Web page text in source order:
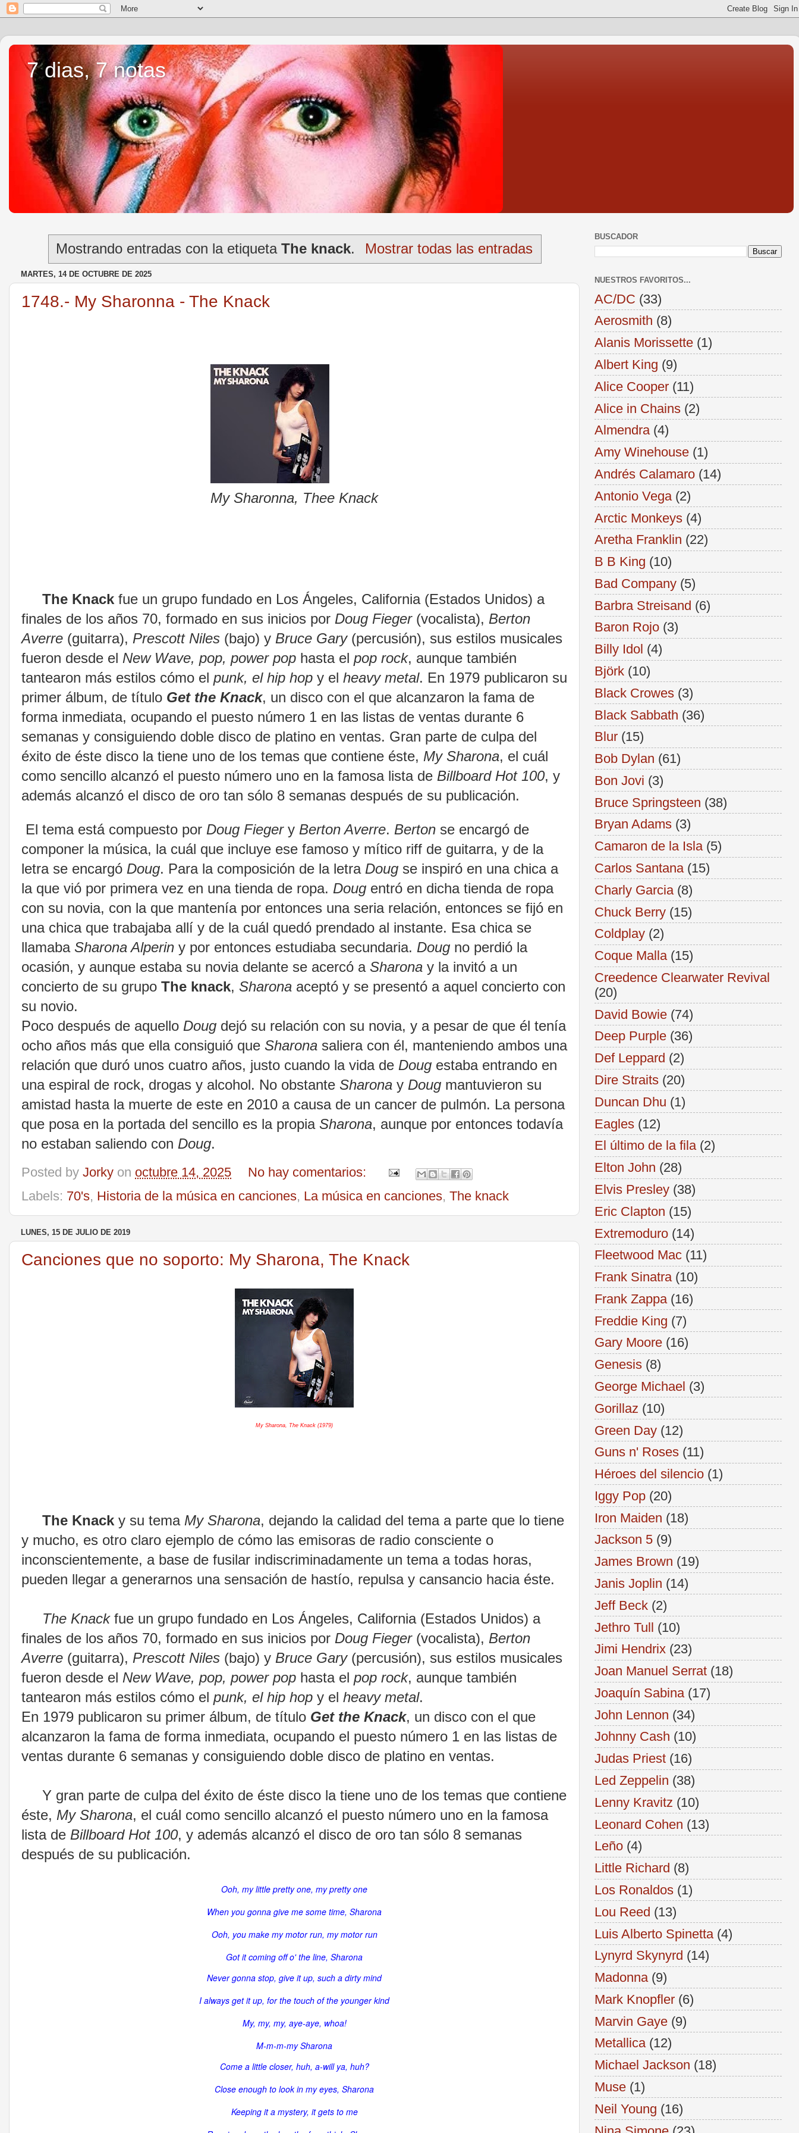
7 dias, 7 notas
Mostrando entradas con la etiquetaThe knack. Mostrar todas las entradas
MARTES, 14 DE OCTUBRE DE 2025
1748.- My Sharonna - The Knack
My Sharonna, Thee Knack
The Knack fue un grupo fundado en Los Ángeles, California (Estados Unidos) a
finales de los años 70, formado en sus inicios por Doug Fieger (vocalista), Berton
Averre (guitarra), Prescott Niles (bajo) y Bruce Gary (percusión), sus estilos musicales
fueron desde el New Wave, pop, power pop hasta el pop rock, aunque también
tantearon más estilos cómo el punk, el hip hop y el heavy metal. En 1979 publicaron su
primer álbum, de título Get the Knack, un disco con el que alcanzaron la fama de
forma inmediata, ocupando el puesto número 1 en las listas de ventas durante 6
semanas y consiguiendo doble disco de platino en ventas. Gran parte de culpa del
éxito de éste disco la tiene uno de los temas que contiene éste, My Sharona, el cuál
como sencillo alcanzó el puesto número uno en la famosa lista de Billboard Hot 100, y
además alcanzó el disco de oro tan sólo 8 semanas después de su publicación.
El tema está compuesto por Doug Fiegery Berton Averre. Berton se encargó de
componer la música, la cuál que incluye ese famoso y mítico riff de guitarra, y de la
letra se encargó Doug. Para la composición de la letra Doug se inspiró en una chica a
la que vió por primera vez en una tienda de ropa. Doug entró en dicha tienda de ropa
con su novia, con la que mantenía por entonces una seria relación, entonces se fijó en
una chica que trabajaba allí y de la cuál quedó prendado al instante. Esa chica se
llamaba Sharona Alperin y por entonces estudiaba secundaria. Doug no perdió la
ocasión, y aunque estaba su novia delante se acercó a Sharona y la invitó a un
concierto de su grupo The knack, Sharona aceptó y se presentó a aquel concierto con
su novio.
Poco después de aquello Doug dejó su relación con su novia, y a pesar de que él tenía
ocho años más que ella consiguió que Sharona saliera con él, manteniendo ambos una
relación que duró unos cuatro años, justo cuando la vida de Doug estaba entrando en
una espiral de rock, drogas y alcohol. No obstante Sharona y Doug mantuvieron su
amistad hasta la muerte de este en 2010 a causa de un cancer de pulmón. La persona
que posa en la portada del sencillo es la propia Sharona, aunque por entonces todavía
no estaban saliendo con Doug.
Posted by Jorky on octubre 14, 2025
No hay comentarios:
Labels: 70's, Historia de la música en canciones, La música en canciones, The knack
LUNES, 15 DE JULIO DE 2019
Canciones que no soporto: My Sharona, The Knack
My Sharona, The Knack (1979)
The Knack y su tema My Sharona, dejando la calidad del tema a parte que lo tiene
y mucho, es otro claro ejemplo de cómo las emisoras de radio consciente o
inconscientemente, a base de fusilar indiscriminadamente un tema a todas horas,
pueden llegar a generarnos una sensación de hastío, repulsa y cansancio hacia éste.
The Knackfue un grupo fundado en Los Ángeles, California (Estados Unidos) a
finales de los años 70, formado en sus inicios por Doug Fieger(vocalista), Berton
Averre (guitarra), Prescott Niles (bajo) y Bruce Gary(percusión), sus estilos musicales
fueron desde el New Wave, pop, power pop hasta el pop rock, aunque también
tantearon más estilos cómo el punk, el hip hop y el heavy metal.
En 1979 publicaron su primer álbum, de título Get the Knack, un disco con el que
alcanzaron la fama de forma inmediata, ocupando el puesto número 1 en las listas de
ventas durante 6 semanas y consiguiendo doble disco de platino en ventas.
Y gran parte de culpa del éxito de éste disco la tiene uno de los temas que contiene
éste, My Sharona, el cuál como sencillo alcanzó el puesto número uno en la famosa
lista de Billboard Hot 100, y además alcanzó el disco de oro tan sólo 8 semanas
después de su publicación.
Ooh, my little pretty one, my pretty one
When you gonna give me some time, Sharona
Ooh, you make my motor run, my motor run
Got it coming off o' the line, Sharona
Never gonna stop, give it up, such a dirty mind
I always get it up, for the touch of the younger kind
My, my, my, aye-aye, whoa!
M-m-m-my Sharona
Come a little closer, huh, a-will ya, huh?
Close enough to look in my eyes, Sharona
Keeping it a mystery, it gets to me
BUSCADOR
NUESTROS FAVORITOS...
AC/DC (33)
Aerosmith (8)
Alanis Morissette (1)
Albert King (9)
Alice Cooper (11)
Alice in Chains (2)
Almendra (4)
Amy Winehouse (1)
Andrés Calamaro (14)
Antonio Vega (2)
Arctic Monkeys (4)
Aretha Franklin (22)
B B King (10)
Bad Company (5)
Barbra Streisand (6)
Baron Rojo (3)
Billy Idol (4)
Björk (10)
Black Crowes (3)
Black Sabbath (36)
Blur (15)
Bob Dylan (61)
Bon Jovi (3)
Bruce Springsteen (38)
Bryan Adams (3)
Camaron de la Isla (5)
Carlos Santana (15)
Charly Garcia (8)
Chuck Berry (15)
Coldplay (2)
Coque Malla (15)
Creedence Clearwater Revival
(20)
David Bowie (74)
Deep Purple (36)
Def Leppard (2)
Dire Straits (20)
Duncan Dhu (1)
Eagles (12)
El último de la fila (2)
Elton John (28)
Elvis Presley (38)
Eric Clapton (15)
Extremoduro (14)
Fleetwood Mac (11)
Frank Sinatra (10)
Frank Zappa (16)
Freddie King (7)
Gary Moore (16)
Genesis (8)
George Michael (3)
Gorillaz (10)
Green Day (12)
Guns n' Roses (11)
Héroes del silencio (1)
Iggy Pop (20)
Iron Maiden (18)
Jackson 5 (9)
James Brown (19)
Janis Joplin (14)
Jeff Beck (2)
Jethro Tull (10)
Jimi Hendrix (23)
Joan Manuel Serrat (18)
Joaquín Sabina (17)
John Lennon (34)
Johnny Cash (10)
Judas Priest (16)
Led Zeppelin (38)
Lenny Kravitz (10)
Leonard Cohen (13)
Leño (4)
Little Richard (8)
Los Ronaldos (1)
Lou Reed (13)
Luis Alberto Spinetta (4)
Lynyrd Skynyrd (14)
Madonna (9)
Mark Knopfler (6)
Marvin Gaye (9)
Metallica (12)
Michael Jackson (18)
Muse (1)
Neil Young (16)